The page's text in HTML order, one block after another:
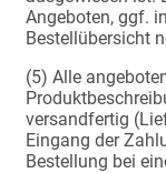
Angeboten, ggf.
Bestellübersicht
(5) Alle
versandfertig
Eingang der
Bestellung bei